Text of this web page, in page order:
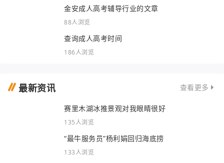
金安成人高考辅导行业的文章
88人浏览
查询成人高考时间
186人浏览
最新资讯 查看更多
赛里木湖冰推景观对我眼睛很好
135人浏览
“最牛服务员”杨利娟回归海底捞
133人浏览